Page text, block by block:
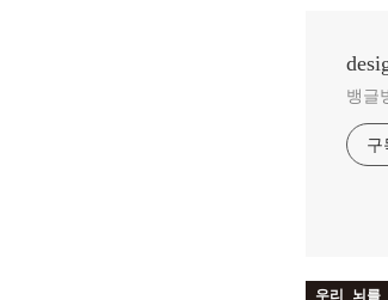
뱅글
구
우리 뇌를